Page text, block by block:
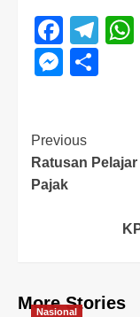
Previous
Ratusan
Pajak
More Stories
Nasional